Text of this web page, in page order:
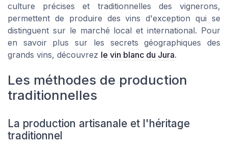
culture précises et traditionnelles des vignerons,
permettent de produire des vins d'exception qui se
distinguent sur le marché local et international. Pour
en savoir plus sur les secrets géographiques des
grands vins, découvrez le vin blanc du Jura.
Les méthodes de production
traditionnelles
La production artisanale et l'héritage
traditionnel